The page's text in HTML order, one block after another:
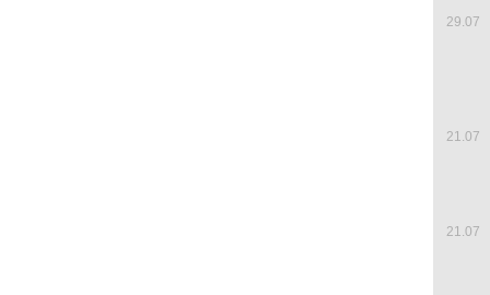
29.07
21.07
21.07